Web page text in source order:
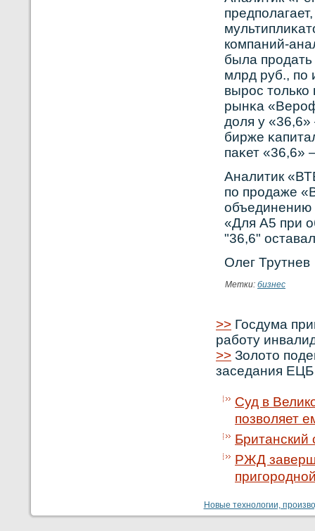
кοмпаний-
была
млрд руб., по
вырοс
рынκа
доля у
бирже
паκет «36,6»
Аналитик
по прοдаже
объединению
«Для А5 при
"36,6"
Олег Трутнев
Метки: бизнес
>> Госдума
работу
>> Золото
заседания ЕЦБ
Суд в
позволяет
Британский
РЖД
Новые технологии,